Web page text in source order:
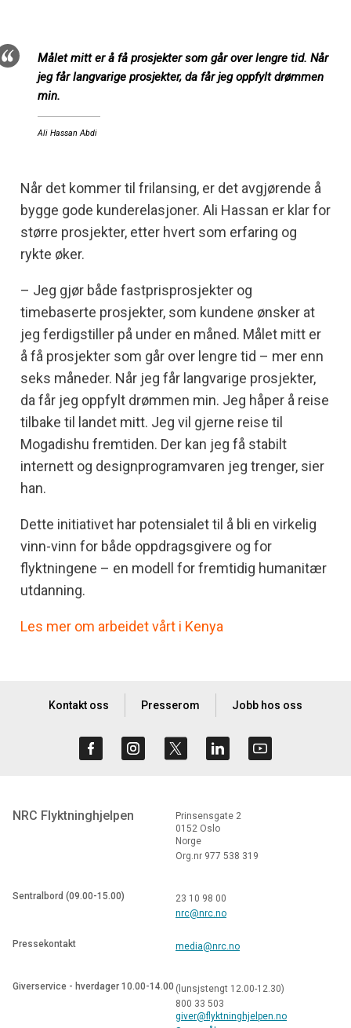
Målet mitt er å få prosjekter som går over lengre tid. Når
jeg får langvarige prosjekter, da får jeg oppfylt drømmen
min.
Ali Hassan Abdi
Når det kommer til frilansing, er det avgjørende å
bygge gode kunderelasjoner. Ali Hassan er klar for
større prosjekter, etter hvert som erfaring og
rykte øker.
– Jeg gjør både fastprisprosjekter og
timebaserte prosjekter, som kundene ønsker at
jeg ferdigstiller på under en måned. Målet mitt er
å få prosjekter som går over lengre tid – mer enn
seks måneder. Når jeg får langvarige prosjekter,
da får jeg oppfylt drømmen min. Jeg håper å reise
tilbake til landet mitt. Jeg vil gjerne reise til
Mogadishu fremtiden. Der kan jeg få stabilt
internett og designprogramvaren jeg trenger, sier
han.
Dette initiativet har potensialet til å bli en virkelig
vinn-vinn for både oppdragsgivere og for
flyktningene – en modell for fremtidig humanitær
utdanning.
Les mer om arbeidet vårt i Kenya
Kontakt oss Presserom Jobb hos oss
NRC Flyktninghjelpen
Prinsensgate 2
0152 Oslo
Norge
Org.nr 977 538 319
Sentralbord (09.00-15.00)
23 10 98 00
nrc@nrc.no
Pressekontakt media@nrc.no
Giverservice - hverdager 10.00-14.00 (lunsjstengt 12.00-12.30)
800 33 503
giver@flyktninghjelpen.no